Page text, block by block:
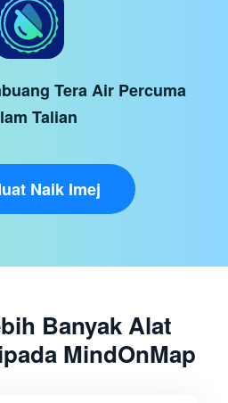
Tera Air Percuma
Talian
Naik Imej
Banyak Alat
MindOnMap